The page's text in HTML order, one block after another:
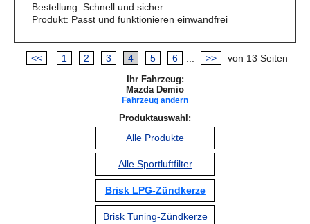
Bestellung: Schnell und sicher
Produkt: Passt und funktionieren einwandfrei
<< 1 2 3 4 5 6 ... >> von 13 Seiten
Ihr Fahrzeug:
Mazda Demio
Fahrzeug ändern
Produktauswahl:
Alle Produkte
Alle Sportluftfilter
Brisk LPG-Zündkerze
Brisk Tuning-Zündkerze